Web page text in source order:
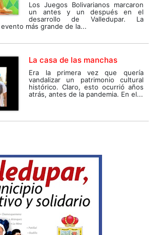
Los Juegos Bolivarianos marcaron
un antes y un después en el
desarrollo de Valledupar. La
más grande de la...
La casa de las manchas
Era la primera vez que quería
vandalizar un patrimonio cultural
histórico. Claro, esto ocurrió años
atrás, antes de la pandemia. En el...